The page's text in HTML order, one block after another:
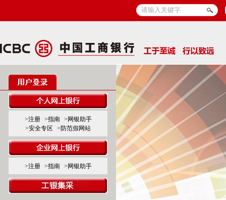
>注册 >指南
>网银助手
>安全专区
>防范假网站
>注册 >指南 >网银助手